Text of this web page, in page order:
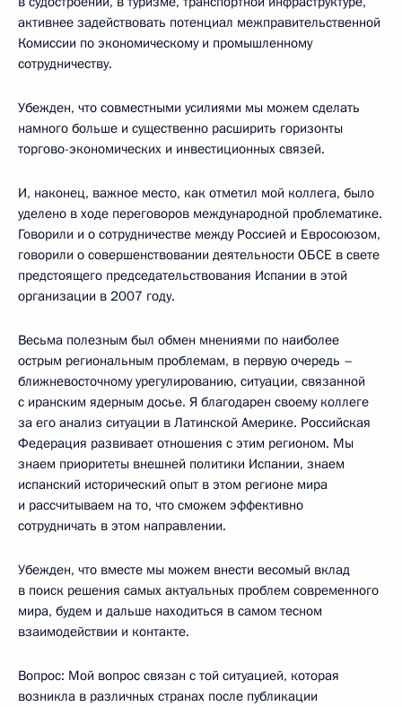
активнее задействовать потенциал межправительственной
Комиссии по экономическому и промышленному
сотрудничеству.
Убежден, что совместными усилиями мы можем сделать
намного больше и существенно расширить горизонты
торгово-экономических и инвестиционных связей.
И, наконец, важное место, как отметил мой коллега, было
уделено в ходе переговоров международной проблематике.
Говорили и о сотрудничестве между Россией и Евросоюзом,
говорили о совершенствовании деятельности ОБСЕ в свете
предстоящего председательствования Испании в этой
организации в 2007 году.
Весьма полезным был обмен мнениями по наиболее
острым региональным проблемам, в первую очередь –
ближневосточному урегулированию, ситуации, связанной
с иранским ядерным досье. Я благодарен своему коллеге
за его анализ ситуации в Латинской Америке. Российская
Федерация развивает отношения с этим регионом. Мы
знаем приоритеты внешней политики Испании, знаем
испанский исторический опыт в этом регионе мира
и рассчитываем на то, что сможем эффективно
сотрудничать в этом направлении.
Убежден, что вместе мы можем внести весомый вклад
в поиск решения самых актуальных проблем современного
мира, будем и дальше находиться в самом тесном
взаимодействии и контакте.
Вопрос: Мой вопрос связан с той ситуацией, которая
возникла в различных странах после публикации